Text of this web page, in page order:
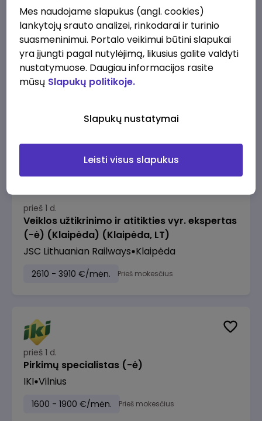
prieš 1 d.
Veiklos užtikrinimo ir atitikties vyr. ekspertas
(-ė) (Kaunas) (Kaunas, LT)
prieš 1 d.
Veiklos užtikrinimo ir atitikties vyr. ekspertas
(-ė) (Klaipėda) (Klaipėda, LT)
JSC Lithuanian Railways Klaipėda
2610 - 3910 €/mėn. Prieš mokesčius
prieš 1 d.
Pirkimų specialistas (-ė)
IKI Vilnius
1600 - 1900 €/mėn. Prieš mokesčius
Mes naudojame slapukus (angl. cookies)
lankytojų srauto analizei, rinkodarai ir turinio
suasmeninimui. Portalo veikimui būtini slapukai
yra įjungti pagal nutylėjimą, likusius galite valdyti
nustatymuose. Daugiau informacijos rasite
mūsų Slapukų politikoje.
Slapukų nustatymai
Leisti visus slapukus